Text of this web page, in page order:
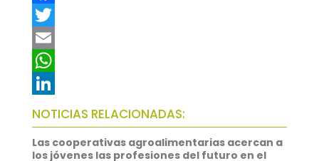
F
a
c
e
b
o
o
T
w
t
t
e
E
m
a
i
l
W
h
a
t
L
i
n
NOTICIAS RELACIONADAS:
Las cooperativas agroalimentarias acercan a
los jóvenes las profesiones del futuro en el